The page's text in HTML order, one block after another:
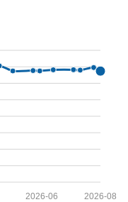
2026-08
2026-06